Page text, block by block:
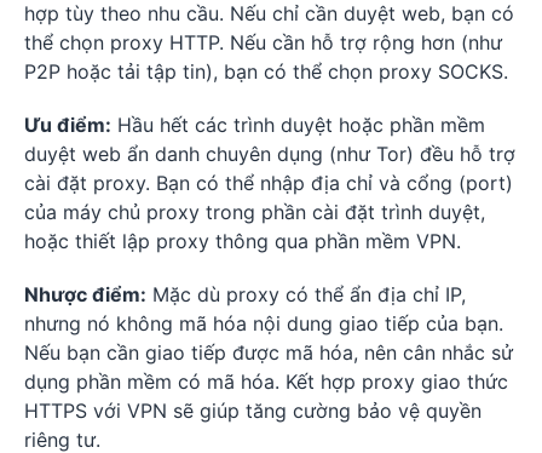
hợp tùy theo nhu cầu. Nếu chỉ cần duyệt web, bạn có
thể chọn proxy HTTP. Nếu cần hỗ trợ rộng hơn (như
P2P hoặc tải tập tin), bạn có thể chọn proxy SOCKS.
Ưu điểm: Hầu hết các trình duyệt hoặc phần mềm
duyệt web ẩn danh chuyên dụng (như Tor) đều hỗ trợ
cài đặt proxy. Bạn có thể nhập địa chỉ và cổng (port)
của máy chủ proxy trong phần cài đặt trình duyệt,
hoặc thiết lập proxy thông qua phần mềm VPN.
Nhược điểm: Mặc dù proxy có thể ẩn địa chỉ IP,
nhưng nó không mã hóa nội dung giao tiếp của bạn.
Nếu bạn cần giao tiếp được mã hóa, nên cân nhắc sử
dụng phần mềm có mã hóa. Kết hợp proxy giao thức
HTTPS với VPN sẽ giúp tăng cường bảo vệ quyền
riêng tư.